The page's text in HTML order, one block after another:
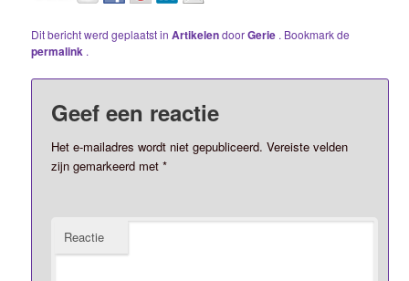
Dit bericht werd geplaatst inArtikelendoorGerie . Bookmark de
permalink .
Geef een reactie
Het e-mailadres wordt niet gepubliceerd. Vereiste velden
zijn gemarkeerd met*
Reactie